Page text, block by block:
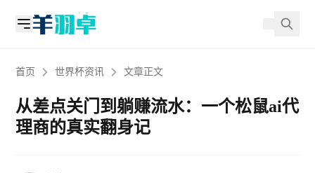
首页 世界杯资讯 文章正文
从差点关门到躺赚流水：一个松鼠ai代
理商的真实翻身记